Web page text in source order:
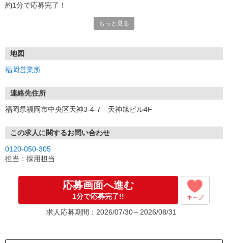
約1分で応募完了！
①応募から3営業日を目安に、メールorお電話でご連絡します。
★スマホでWEB面接（LINEなど）・出張面接・事務所面接と選べま
す
③面接実施（履歴書不要）
※ご希望があれば、職場見学の調整もOKです！
お気軽にご応募ください♪
もっと見る
地図
福岡営業所
連絡先住所
福岡県福岡市中央区天神3-4-7 天神旭ビル4F
この求人に関するお問い合わせ
0120-050-305
担当：採用担当
応募画面へ進む
1分で応募完了!! キープ
求人応募期間：2026/07/30～2026/08/31